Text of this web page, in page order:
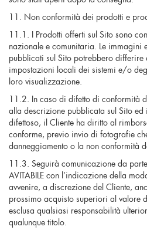
11. Non conformità dei prodotti e
11.1. I Prodotti offerti sul Sito sono
nazionale e comunitaria. Le immagini
pubblicati sul Sito potrebbero differire
impostazioni locali dei sistemi e/o
loro visualizzazione.
11.2. In caso di difetto di conformità
alla descrizione pubblicata sul Sito ed
difettoso, il Cliente ha diritto al
conforme, previo invio di fotografie
danneggiamento o la non conformità
11.3. Seguirà comunicazione da
AVITABILE con l’indicazione della
avvenire, a discrezione del Cliente,
prossimo acquisto superiori al valore
esclusa qualsiasi responsabilità
qualunque titolo.